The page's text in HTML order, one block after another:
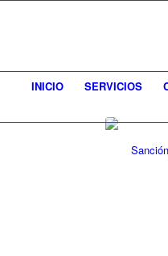
INICIO SERVICIOS